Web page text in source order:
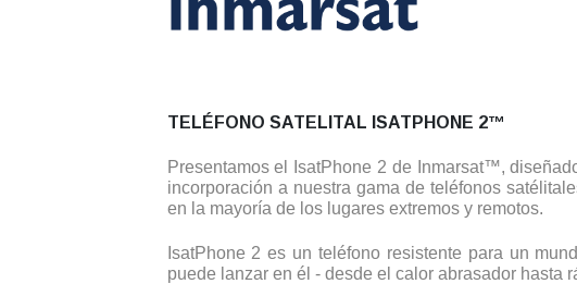
TELÉFONO SATELITAL ISATPHONE 2™
Presentamos el IsatPhone 2 de Inmarsat™,
incorporación a nuestra gama de teléfonos
en la mayoría de los lugares extremos y remotos.
IsatPhone 2 es un teléfono resistente para un
puede lanzar en él - desde el calor abrasador hasta